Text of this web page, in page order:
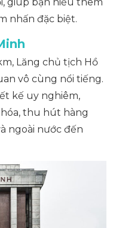
nhấn đặc biệt.
Lăng chủ tịch Hồ
vô cùng nổi tiếng.
kế uy nghiêm,
thu hút hàng
ngoài nước đến